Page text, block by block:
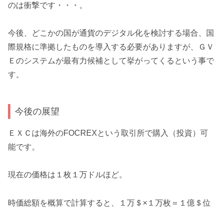
のは衝撃です・・・。
今後、どこかの国が通貨のデジタル化を検討する場合、国
際規格に準拠したものを導入する必要がありますが、ＧＶ
Ｅのシステムが最有力候補として挙がってくるという事で
す。
今後の展望
ＥＸＣは海外のFOCREXという取引所で購入（投資）可
能です。
現在の価格は１枚１万ドルほど。
時価総額を概算で計算すると、１万＄×１万枚＝１億＄位